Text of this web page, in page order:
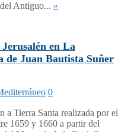
Antiguo... »
en La
de Juan Bautista Suñer
0
a Tierra Santa realizada por el
1659 y 1660 a partir del